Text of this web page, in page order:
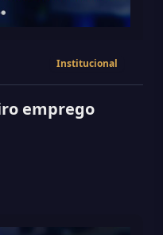
Institucional
emprego